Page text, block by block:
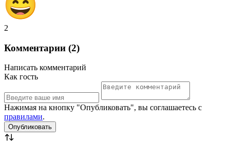
2
Комментарии (2)
Написать комментарий
Как гость
Нажимая на кнопку "Опубликовать", вы соглашаетесь с
правилами.